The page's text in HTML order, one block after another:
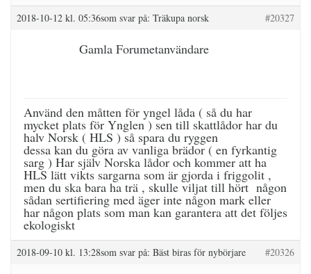
2018-10-12 kl. 05:36som svar på: Träkupa norsk #20327
Gamla Forumetanvändare
Använd den måtten för yngel låda ( så du har
mycket plats för Ynglen ) sen till skattlådor har du
halv Norsk ( HLS ) så spara du ryggen
dessa kan du göra av vanliga brädor ( en fyrkantig
sarg ) Har själv Norska lådor och kommer att ha
HLS lätt vikts sargarna som är gjorda i friggolit ,
men du ska bara ha trä , skulle viljat till hört någon
sådan sertifiering med äger inte någon mark eller
har någon plats som man kan garantera att det följes
ekologiskt
2018-09-10 kl. 13:28som svar på: Bäst biras för nybörjare #20326